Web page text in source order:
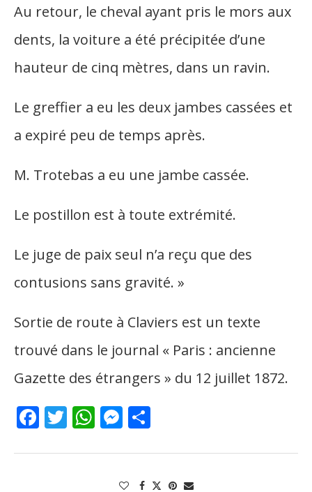
Au retour, le cheval ayant pris le mors aux
dents, la voiture a été précipitée d’une
hauteur de cinq mètres, dans un ravin.
Le greffier a eu les deux jambes cassées et
a expiré peu de temps après.
M. Trotebas a eu une jambe cassée.
Le postillon est à toute extrémité.
Le juge de paix seul n’a reçu que des
contusions sans gravité. »
Sortie de route à Claviers est un texte
trouvé dans le journal « Paris : ancienne
Gazette des étrangers » du 12 juillet 1872.
Facebook
Twitter
WhatsApp
Messenger